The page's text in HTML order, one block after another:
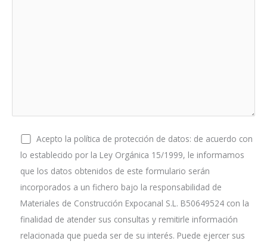
Acepto la política de protección de datos: de acuerdo con
lo establecido por la Ley Orgánica 15/1999, le informamos
que los datos obtenidos de este formulario serán
incorporados a un fichero bajo la responsabilidad de
Materiales de Construcción Expocanal S.L. B50649524 con la
finalidad de atender sus consultas y remitirle información
relacionada que pueda ser de su interés. Puede ejercer sus